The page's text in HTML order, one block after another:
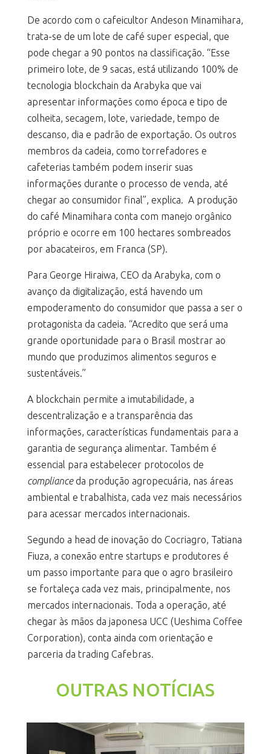
De acordo com o cafeicultor Andeson Minamihara,
trata-se de um lote de café super especial, que
pode chegar a 90 pontos na classificação. “Esse
primeiro lote, de 9 sacas, está utilizando 100% de
tecnologia blockchain da Arabyka que vai
apresentar informações como época e tipo de
colheita, secagem, lote, variedade, tempo de
descanso, dia e padrão de exportação. Os outros
membros da cadeia, como torrefadores e
cafeterias também podem inserir suas
informações durante o processo de venda, até
chegar ao consumidor final”, explica. A produção
do café Minamihara conta com manejo orgânico
próprio e ocorre em 100 hectares sombreados
por abacateiros, em Franca (SP).
Para George Hiraiwa, CEO da Arabyka, com o
avanço da digitalização, está havendo um
empoderamento do consumidor que passa a ser o
protagonista da cadeia. “Acredito que será uma
grande oportunidade para o Brasil mostrar ao
mundo que produzimos alimentos seguros e
sustentáveis.”
A blockchain permite a imutabilidade, a
descentralização e a transparência das
informações, características fundamentais para a
garantia de segurança alimentar. Também é
essencial para estabelecer protocolos de
complianceda produção agropecuária, nas áreas
ambiental e trabalhista, cada vez mais necessários
para acessar mercados internacionais.
Segundo a head de inovação do Cocriagro, Tatiana
Fiuza, a conexão entre startups e produtores é
um passo importante para que o agro brasileiro
se fortaleça cada vez mais, principalmente, nos
mercados internacionais. Toda a operação, até
chegar às mãos da japonesa UCC (Ueshima Coffee
Corporation), conta ainda com orientação e
parceria da trading Cafebras.
OUTRAS NOTÍCIAS